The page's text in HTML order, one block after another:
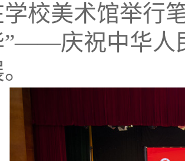
校美术馆举行
”——庆祝中华人